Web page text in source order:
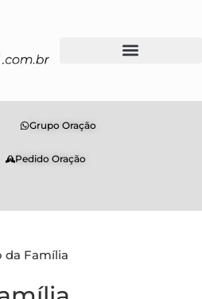
Grupo Oração
Pedido Oração
da Família